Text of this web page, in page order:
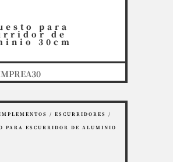
para
de
30cm
/ ESCURRIDORES /
PARA ESCURRIDOR DE ALUMINIO